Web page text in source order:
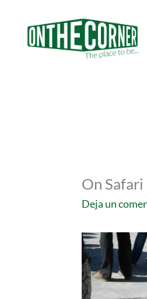
contenido
On
Deja un